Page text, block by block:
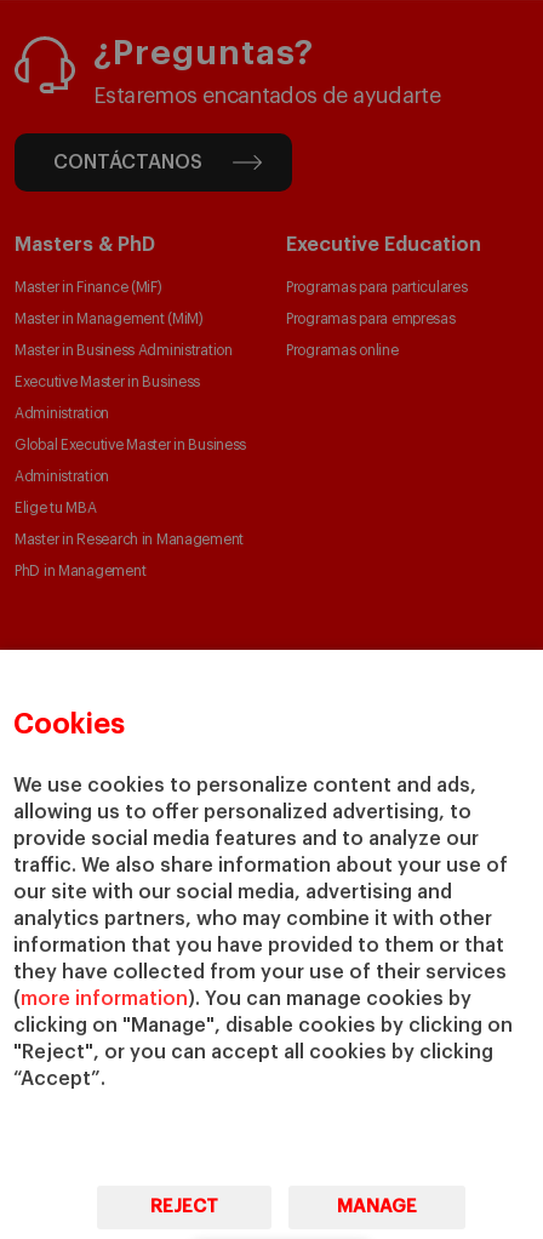
Cookies
We use cookies to personalize content and ads,
allowing us to offer personalized advertising, to
provide social media features and to analyze our
traffic. We also share information about your use of
our site with our social media, advertising and
analytics partners, who may combine it with other
information that you have provided to them or that
they have collected from your use of their services
(more information). You can manage cookies by
clicking on "Manage", disable cookies by clicking on
"Reject", or you can accept all cookies by clicking
“Accept”.
REJECT MANAGE
¿Preguntas?
Estaremos encantados de ayudarte
CONTÁCTANOS
Masters & PhD
Master in Finance (MiF)
Master in Management (MiM)
Master in Business Administration
Executive Master in Business
Administration
Global Executive Master in Business
Administration
Elige tu MBA
Master in Research in Management
PhD in Management
Executive Education
Programas para particulares
Programas para empresas
Programas online
Departamentos académicos
IESE Insight
IESE Publishing
Colabora con el IESE
Servicios
Biblioteca
Canal de compliance
IESE Shop
Jobs @IESE